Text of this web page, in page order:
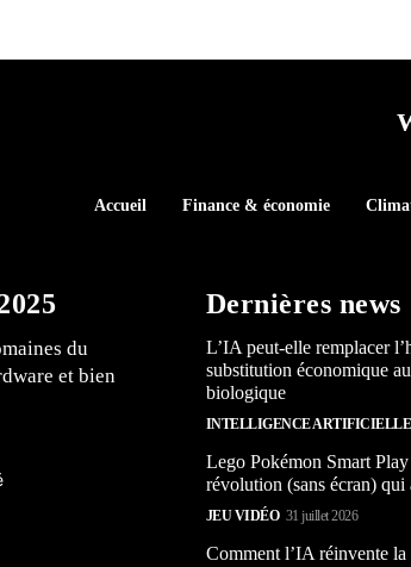
Accueil Finance & économie
du
et bien
Dernières news
L’IA peut-elle remplacer
substitution économique
biologique
INTELLIGENCE ARTIFICIELLE
Lego Pokémon Smart
révolution (sans écran) qui
JEU VIDÉO 31 juillet 2026
Comment l’IA réinvente